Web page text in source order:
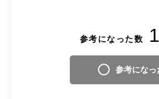
参考になった数
参考になっ